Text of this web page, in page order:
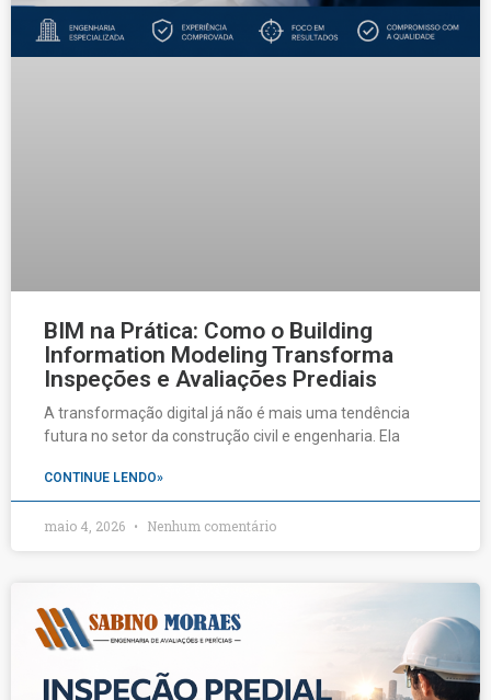
BIM na Prática: Como o Building
Information Modeling Transforma
Inspeções e Avaliações Prediais
A transformação digital já não é mais uma tendência
futura no setor da construção civil e engenharia. Ela
CONTINUE LENDO»
maio 4, 2026 Nenhum comentário